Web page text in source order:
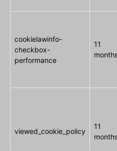
cookielawinfo-
checkbox-
performance
11
viewed_cookie_policy
11